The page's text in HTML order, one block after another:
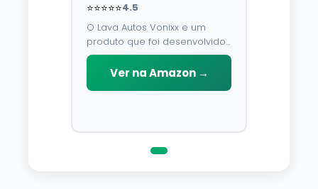
⭐⭐⭐⭐⭐4.5
O Lava Autos Vonixx e um
produto que foi desenvolvido
para limpar, proteger e
conservar a lataria do veiculo.
Por possuir pH neutro, pode
Ver na Amazon →